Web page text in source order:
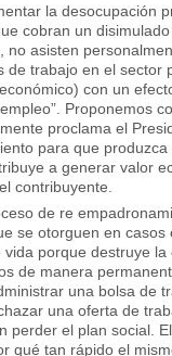
la desocupación
cobran un
no asisten
de trabajo en el sector
con un
Proponemos
proclama el
para que
a generar valor
contribuyente.
de re
se otorguen en
porque destruye
de manera
una bolsa de
una oferta de
perder el plan social.
qué tan rápido el